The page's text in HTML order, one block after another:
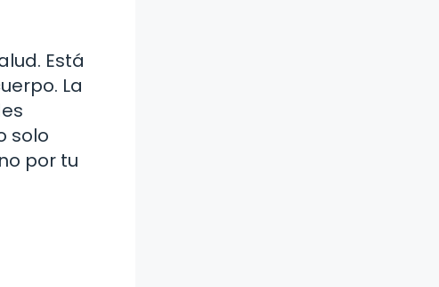
Está
La
solo
por tu